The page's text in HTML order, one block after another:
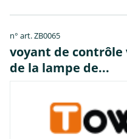
n° art. ZB0065
voyant de
de la lampe de...